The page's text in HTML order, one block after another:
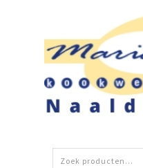
Zoeken
naar: